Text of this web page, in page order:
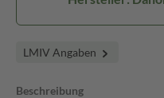
LMIV Angaben
Beschreibung